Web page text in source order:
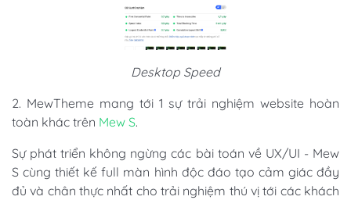
Desktop Speed
2. MewTheme mang tới 1 sự trải nghiệm website hoàn
toàn khác trên Mew S.
Sự phát triển không ngừng các bài toán về UX/UI - Mew
S cùng thiết kế full màn hình độc đáo tạo cảm giác đầy
đủ và chân thực nhất cho trải nghiệm thú vị tới các khách